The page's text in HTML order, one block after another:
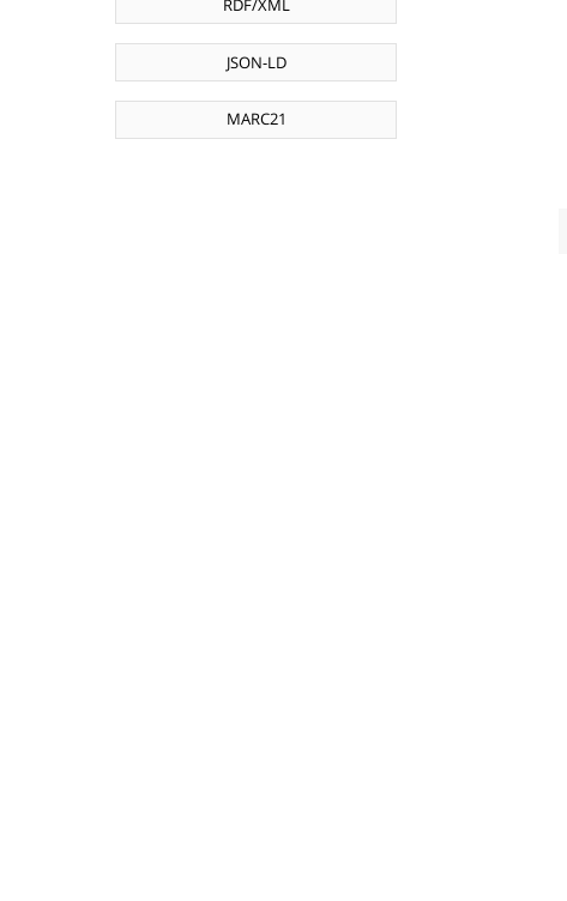
RDF/XML
JSON-LD
MARC21